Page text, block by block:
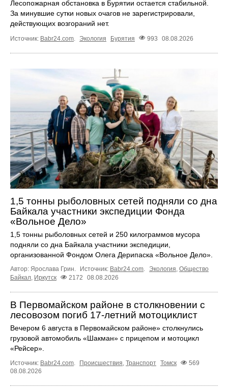
Лесопожарная обстановка в Бурятии остается стабильной.
За минувшие сутки новых очагов не зарегистрировали,
действующих возгораний нет.
Источник: Babr24.com Экология Бурятия 993 08.08.2026
1,5 тонны рыболовных сетей подняли со дна
Байкала участники экспедиции Фонда
«Вольное Дело»
1,5 тонны рыболовных сетей и 250 килограммов мусора
подняли со дна Байкала участники экспедиции,
организованной Фондом Олега Дерипаска «Вольное Дело».
Автор: Ярослава Грин. Источник: Babr24.com. Экология, Общество
Байкал, Иркутск 2172 08.08.2026
В Первомайском районе в столкновении с
лесовозом погиб 17-летний мотоциклист
Вечером 6 августа в Первомайском районе» столкнулись
грузовой автомобиль «Шакман» с прицепом и мотоцикл
«Рейсер».
Источник: Babr24.com. Происшествия, Транспорт Томск
569
08.08.2026